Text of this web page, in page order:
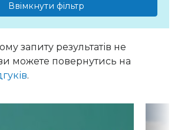
Ввімкнути фільтр
запиту результатів не
можете повернутись на
.